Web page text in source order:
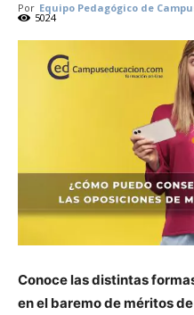
Por Equipo Pedagógico de
5024
Conoce las distintas
en el baremo de méritos